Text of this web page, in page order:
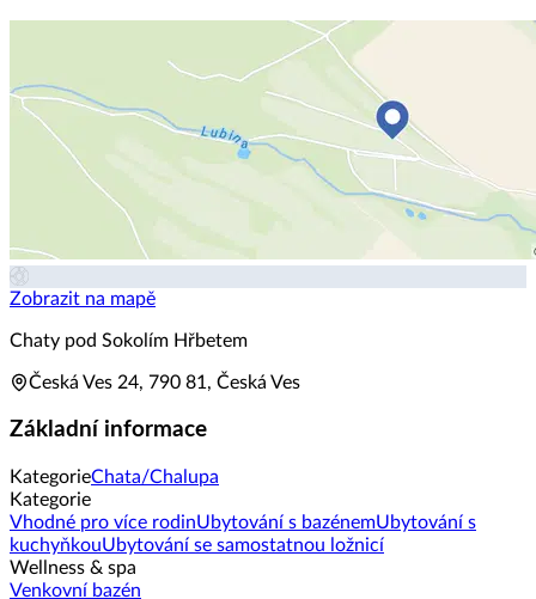
Zobrazit na mapě
Chaty pod Sokolím Hřbetem
Česká Ves 24, 790 81, Česká Ves
Základní informace
KategorieChata/Chalupa
Kategorie
Vhodné pro více rodinUbytování s bazénemUbytování s
kuchyňkouUbytování se samostatnou ložnicí
Wellness & spa
Venkovní bazén